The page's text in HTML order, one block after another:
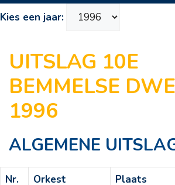
Kies een jaar:
UITSLAG 10E
BEMMELSE
1996
ALGEMENE
Nr. Orkest Plaats